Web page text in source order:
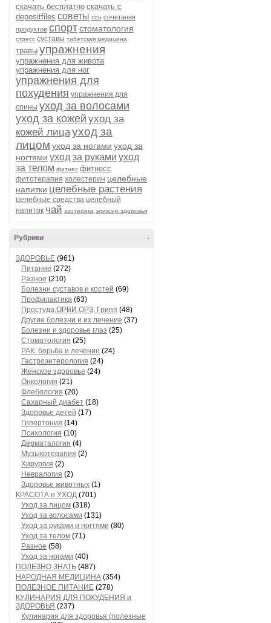
скачать бесплатно скачать с
depositfiles советы сон сочетания
продуктов спортстоматология
стресс суставы тибетская медицина
травы упражнения
упражнения для живота
упражнения для ног
упражнения для
похудения упражнения для
спины уход за волосами
уход за кожей уход за
кожей лицауход за
лицом уход за ногами уход за
ногтями уход за руками уход
за телом фитнес фитнесс
фитотерапия холестерин целебные
напитки целебные растения
целебные средства целебный
напиток чай эзотерика эликсир здоровья
-
Рубрики
ЗДОРОВЬЕ (961)
Питание (272)
Разное (210)
Болезни суставов и костей (69)
Профилактика (63)
Простуда,ОРВИ,ОРЗ, Грипп (48)
Другие болезни и их лечение (37)
Болезни и здоровье глаз (25)
Стоматология (25)
РАК: борьба и лечение (24)
Гастроэнтерология (24)
Женское здоровье (24)
Онкология (21)
Флебология (20)
Сахарный диабет (18)
Здоровье детей (17)
Гипертония (14)
Психология (10)
Дерматалогия (4)
Музыкотерапия (2)
Хирургия (2)
Невралогия (2)
Здоровье животных (1)
КРАСОТА и УХОД (701)
Уход за лицом (318)
Уход за волосами (131)
Уход за руками и ногтями (80)
Уход за телом (71)
Разное (58)
Уход за ногами (40)
ПОЛЕЗНО ЗНАТЬ (487)
НАРОДНАЯ МЕДИЦИНА (354)
ПОЛЕЗНОЕ ПИТАНИЕ (278)
КУЛИНАРИЯ ДЛЯ ПОХУДЕНИЯ и
ЗДОРОВЬЯ (237)
Кулинария для здоровья (полезные